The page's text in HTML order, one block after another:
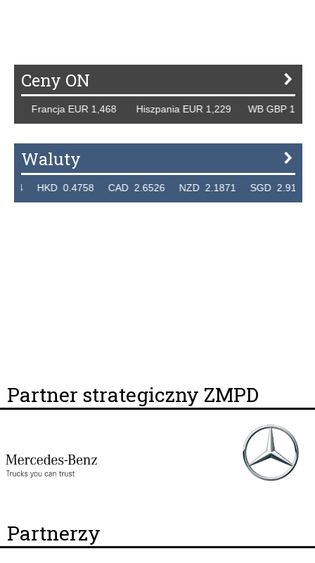
Ceny ON
EUR 1,468 Hiszpania EUR 1,229 WB GBP 1,318
Waluty
0.4758 CAD 2.6526 NZD 2.1871 SGD 2.9103
Partner strategiczny ZMPD
Partnerzy